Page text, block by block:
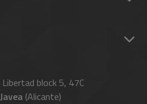
block 5, 47C
Javea (Alicante)